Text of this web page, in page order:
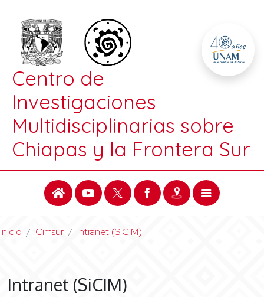
Centro de
Investigaciones
Multidisciplinarias sobre
Chiapas y la Frontera Sur
Inicio Cimsur Intranet (SiCIM)
Intranet (SiCIM)